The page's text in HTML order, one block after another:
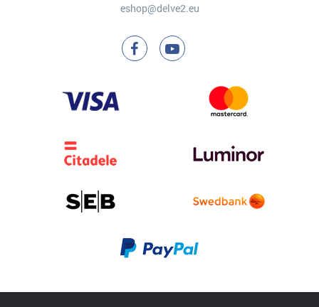
eshop@delve2.eu